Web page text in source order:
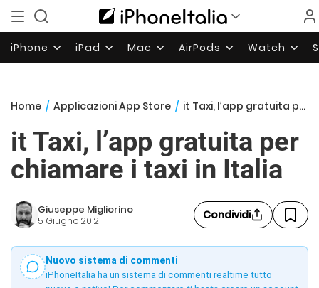
iPhone iPad Mac AirPods Watch
Home / Applicazioni App Store / it Taxi, l’app gratuita per chiamare i taxi in Italia
it Taxi, l’app gratuita per
chiamare i taxi in Italia
Giuseppe Migliorino
5 Giugno 2012 Condividi
Nuovo sistema di commenti
iPhoneItalia ha un sistema di commenti realtime tutto